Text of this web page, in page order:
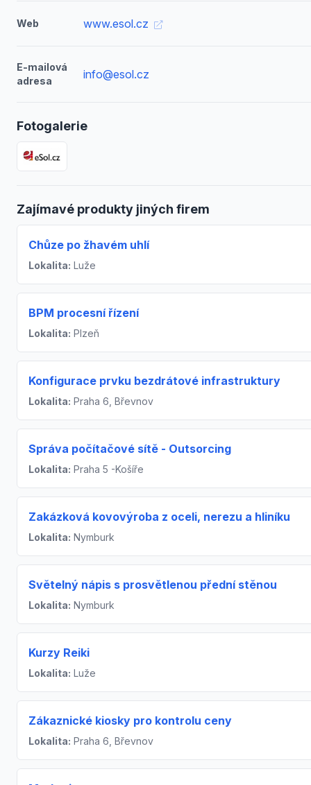
Web www.esol.cz
E-mailová
adresa
info@esol.cz
Fotogalerie
Zajímavé produkty jiných firem
Chůze po žhavém uhlí
Lokalita: Luže
BPM procesní řízení
Lokalita: Plzeň
Konfigurace prvku bezdrátové infrastruktury
Lokalita: Praha 6, Břevnov
Správa počítačové sítě - Outsorcing
Lokalita: Praha 5 -Košíře
Zakázková kovovýroba z oceli, nerezu a hliníku
Lokalita: Nymburk
Světelný nápis s prosvětlenou přední stěnou
Lokalita: Nymburk
Kurzy Reiki
Lokalita: Luže
Zákaznické kiosky pro kontrolu ceny
Lokalita: Praha 6, Břevnov